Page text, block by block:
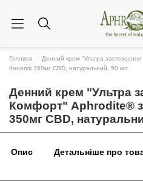
Головна
Денний крем "Ультра
Коноплі 350мг CBD, натуральний, 50 мл
Денний крем "Ультра
Комфорт" Aphrodite® з
350мг CBD,
Опис Детальніше про